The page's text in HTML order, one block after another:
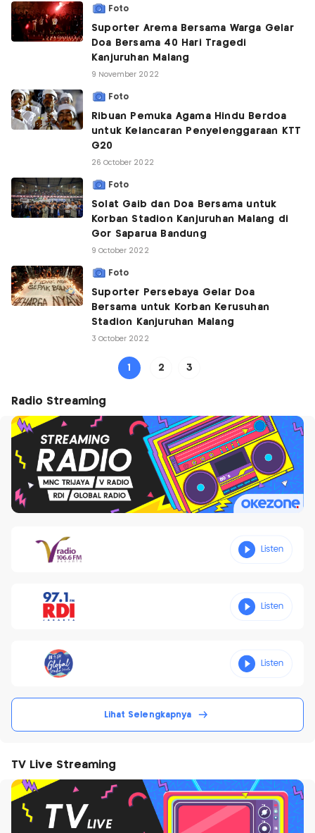
Foto
Suporter Arema Bersama Warga Gelar
Doa Bersama 40 Hari Tragedi
Kanjuruhan Malang
9 November 2022
Foto
Ribuan Pemuka Agama Hindu Berdoa
untuk Kelancaran Penyelenggaraan KTT
G20
26 October 2022
Foto
Solat Gaib dan Doa Bersama untuk
Korban Stadion Kanjuruhan Malang di
Gor Saparua Bandung
9 October 2022
Foto
Suporter Persebaya Gelar Doa
Bersama untuk Korban Kerusuhan
Stadion Kanjuruhan Malang
3 October 2022
1 2 3
Radio Streaming
Lihat Selengkapnya
TV Live Streaming